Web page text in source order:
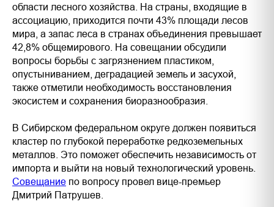
области лесного хозяйства. На страны, входящие в
ассоциацию, приходится почти 43% площади лесов
мира, а запас леса в странах объединения превышает
42,8% общемирового. На совещании обсудили
вопросы борьбы с загрязнением пластиком,
опустыниванием, деградацией земель и засухой,
также отметили необходимость восстановления
экосистем и сохранения биоразнообразия.
В Сибирском федеральном округе должен появиться
кластер по глубокой переработке редкоземельных
металлов. Это поможет обеспечить независимость от
импорта и выйти на новый технологический уровень.
Совещание по вопросу провел вице-премьер
Дмитрий Патрушев.